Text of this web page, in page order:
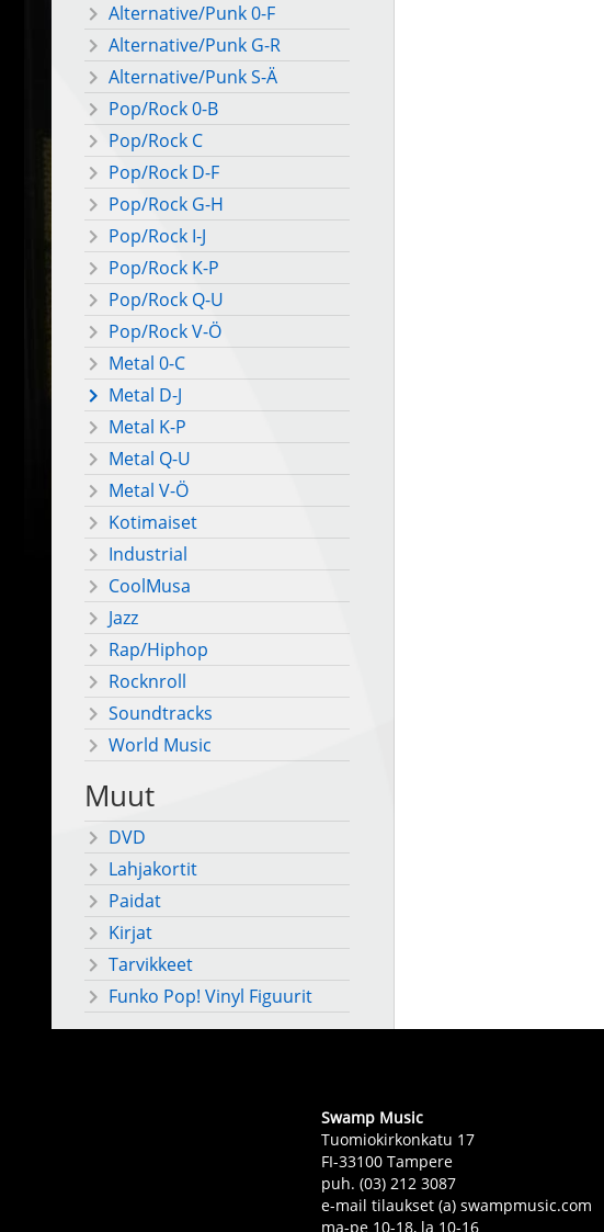
Alternative/Punk 0-F
Alternative/Punk G-R
Alternative/Punk S-Ä
Pop/Rock 0-B
Pop/Rock C
Pop/Rock D-F
Pop/Rock G-H
Pop/Rock I-J
Pop/Rock K-P
Pop/Rock Q-U
Pop/Rock V-Ö
Metal 0-C
Metal D-J
Metal K-P
Metal Q-U
Metal V-Ö
Kotimaiset
Industrial
CoolMusa
Jazz
Rap/Hiphop
Rocknroll
Soundtracks
World Music
Muut
DVD
Lahjakortit
Paidat
Kirjat
Tarvikkeet
Funko Pop! Vinyl Figuurit
Swamp Music
Tuomiokirkonkatu 17
FI-33100 Tampere
puh. (03) 212 3087
e-mail tilaukset (a) swampmusic.com
ma-pe 10-18, la 10-16